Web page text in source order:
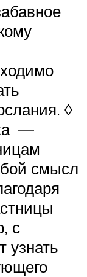
◊
—
смысл
с
узнать